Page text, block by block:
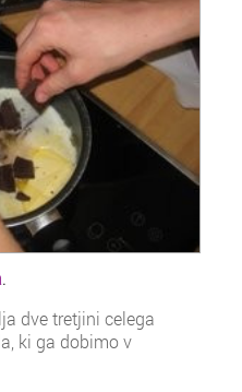
.
dve tretjini celega
ki ga dobimo v